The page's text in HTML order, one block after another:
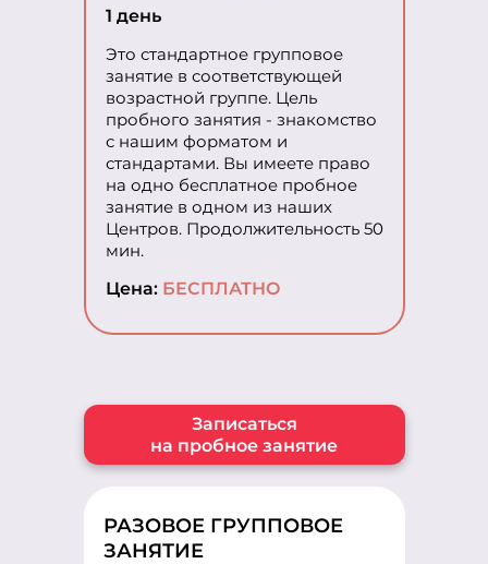
1 день
Это стандартное групповое
занятие в соответствующей
возрастной группе. Цель
пробного занятия - знакомство
с нашим форматом и
стандартами. Вы имеете право
на одно бесплатное пробное
занятие в одном из наших
Центров. Продолжительность 50
мин.
Цена: БЕСПЛАТНО
Записаться
на пробное занятие
РАЗОВОЕ ГРУППОВОЕ
ЗАНЯТИЕ